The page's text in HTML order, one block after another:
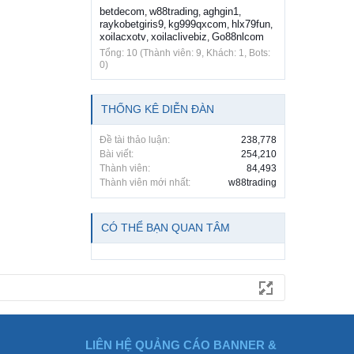
betdecom, w88trading, aghgin1,
raykobetgiris9, kg999qxcom, hlx79fun,
xoilacxotv, xoilaclivebiz, Go88nlcom
Tổng: 10 (Thành viên: 9, Khách: 1, Bots:
0)
THỐNG KÊ DIỄN ĐÀN
Đề tài thảo luận:
238,778
Bài viết:
254,210
Thành viên:
84,493
Thành viên mới nhất:
w88trading
CÓ THỂ BẠN QUAN TÂM
LIÊN HỆ QUẢNG CÁO BANNER &